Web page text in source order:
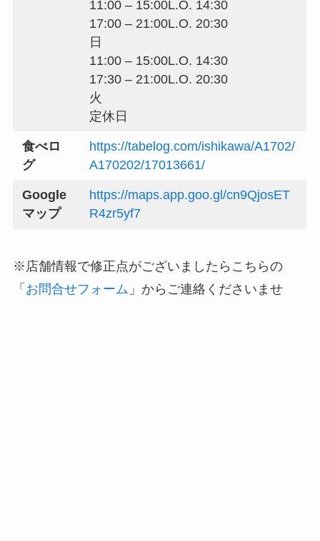
11:00 – 15:00L.O. 14:30
17:00 – 21:00L.O. 20:30
日
11:00 – 15:00L.O. 14:30
17:30 – 21:00L.O. 20:30
火
定休日
食べロ
グ
https://tabelog.com/ishikawa/A1702/
A170202/17013661/
Google
マップ
https://maps.app.goo.gl/cn9QjosET
R4zr5yf7
※店舗情報で修正点がございましたらこちらの
「 お問合せフォーム 」からご連絡くださいませ